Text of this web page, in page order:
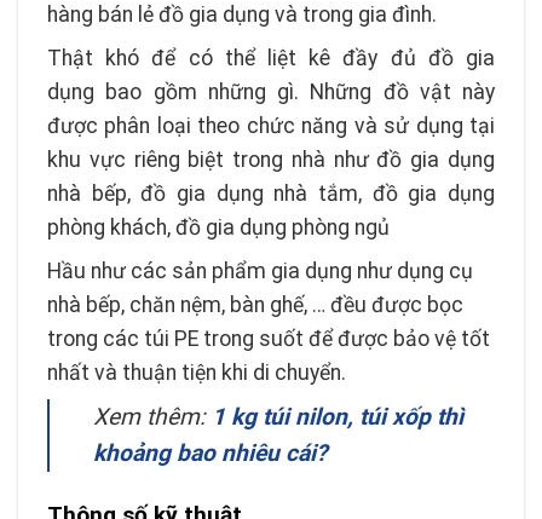
hàng bán lẻ đồ gia dụng và trong gia đình.
Thật khó để có thể liệt kê đầy đủ đồ gia
dụng bao gồm những gì. Những đồ vật này
được phân loại theo chức năng và sử dụng tại
khu vực riêng biệt trong nhà như đồ gia dụng
nhà bếp, đồ gia dụng nhà tắm, đồ gia dụng
phòng khách, đồ gia dụng phòng ngủ
Hầu như các sản phẩm gia dụng như dụng cụ
nhà bếp, chăn nệm, bàn ghế, … đều được bọc
trong các túi PE trong suốt để được bảo vệ tốt
nhất và thuận tiện khi di chuyển.
Xem thêm: 1 kg túi nilon, túi xốp thì
khoảng bao nhiêu cái?